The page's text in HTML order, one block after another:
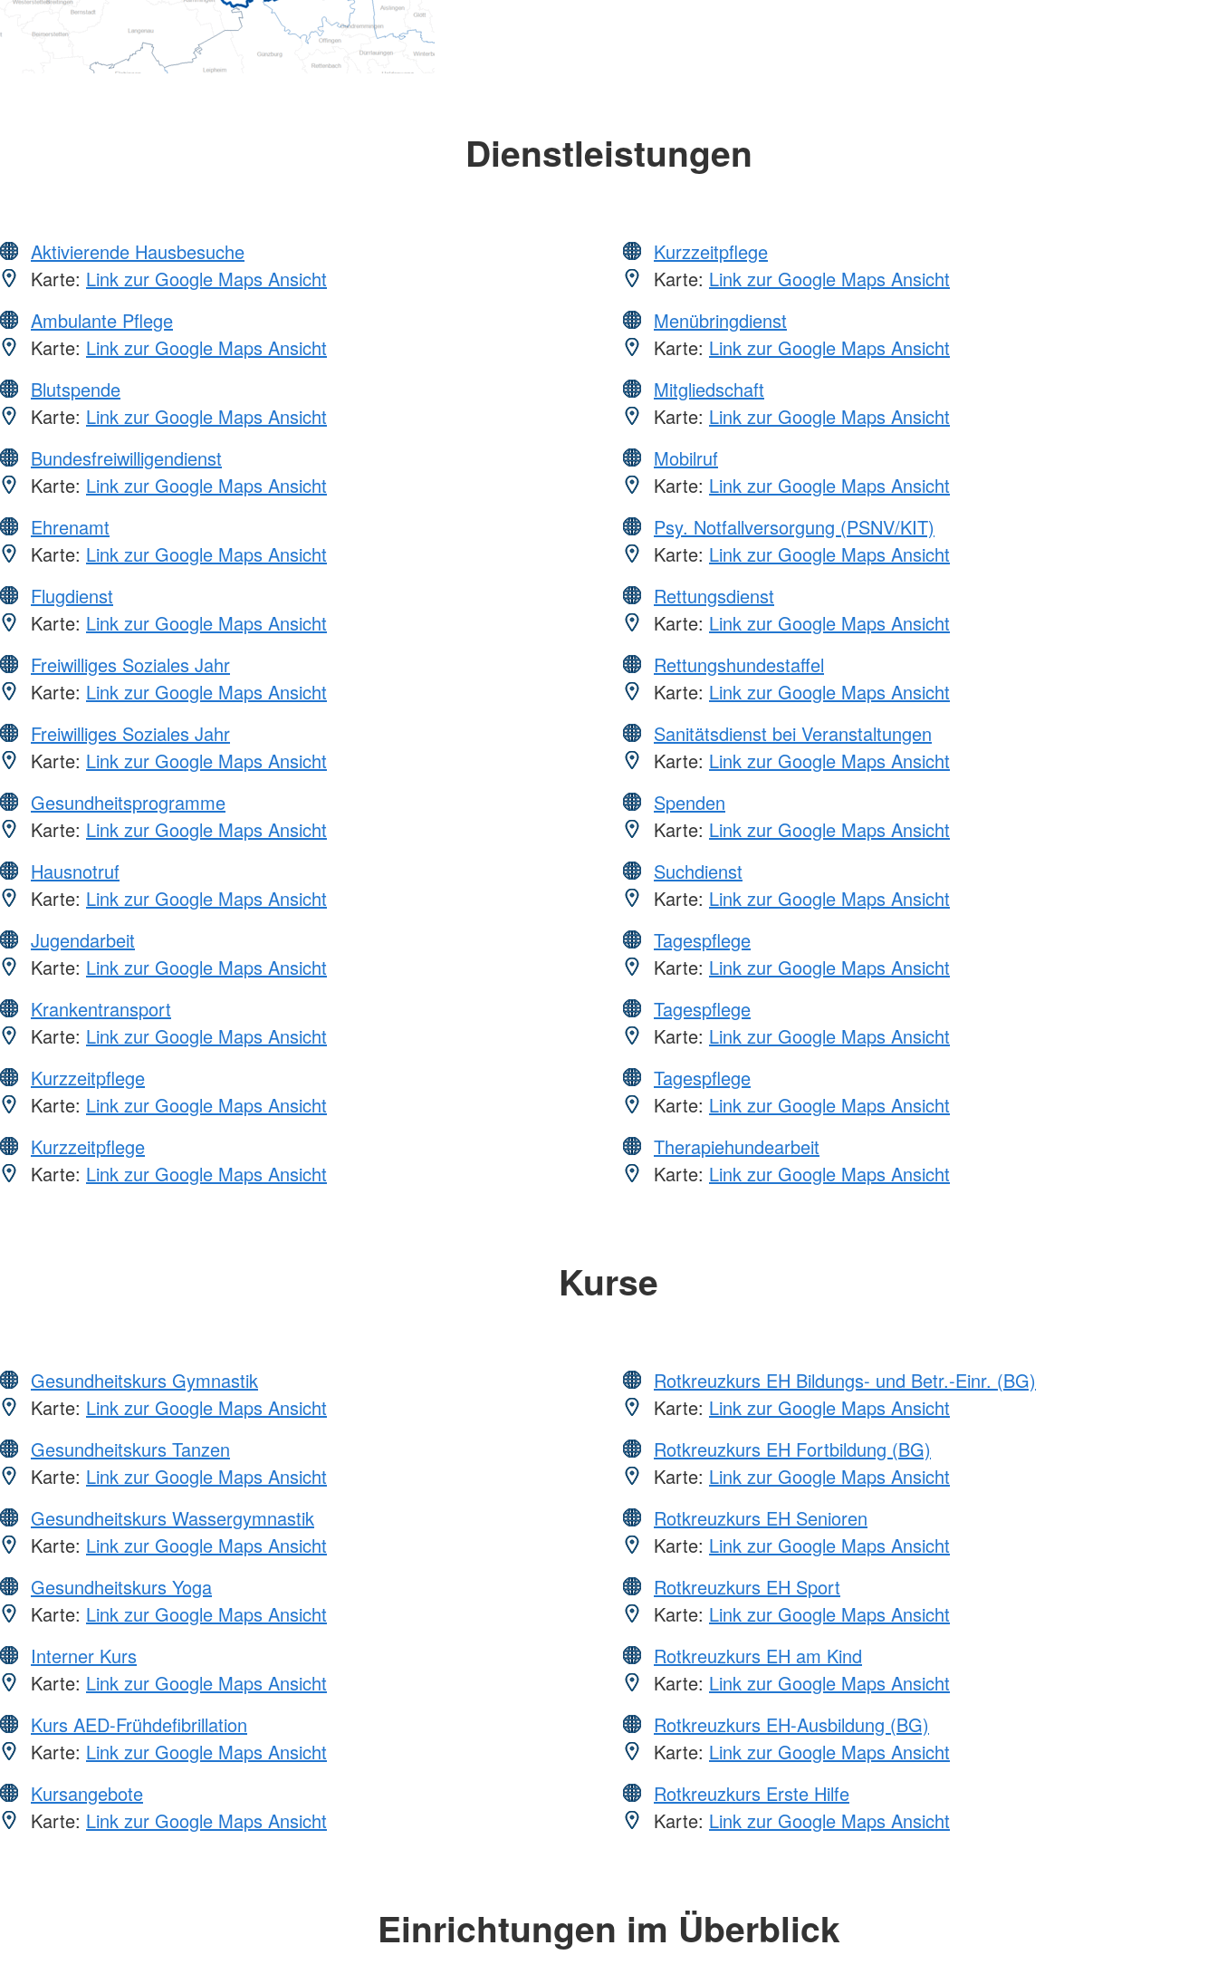
Dienstleistungen
Aktivierende Hausbesuche
Karte: Link zur Google Maps Ansicht
Ambulante Pflege
Karte: Link zur Google Maps Ansicht
Blutspende
Karte: Link zur Google Maps Ansicht
Bundesfreiwilligendienst
Karte: Link zur Google Maps Ansicht
Ehrenamt
Karte: Link zur Google Maps Ansicht
Flugdienst
Karte: Link zur Google Maps Ansicht
Freiwilliges Soziales Jahr
Karte: Link zur Google Maps Ansicht
Freiwilliges Soziales Jahr
Karte: Link zur Google Maps Ansicht
Gesundheitsprogramme
Karte: Link zur Google Maps Ansicht
Hausnotruf
Karte: Link zur Google Maps Ansicht
Jugendarbeit
Karte: Link zur Google Maps Ansicht
Krankentransport
Karte: Link zur Google Maps Ansicht
Kurzzeitpflege
Karte: Link zur Google Maps Ansicht
Kurzzeitpflege
Karte: Link zur Google Maps Ansicht
Kurzzeitpflege
Karte: Link zur Google Maps Ansicht
Menübringdienst
Karte: Link zur Google Maps Ansicht
Mitgliedschaft
Karte: Link zur Google Maps Ansicht
Mobilruf
Karte: Link zur Google Maps Ansicht
Psy. Notfallversorgung (PSNV/KIT)
Karte: Link zur Google Maps Ansicht
Rettungsdienst
Karte: Link zur Google Maps Ansicht
Rettungshundestaffel
Karte: Link zur Google Maps Ansicht
Sanitätsdienst bei Veranstaltungen
Karte: Link zur Google Maps Ansicht
Spenden
Karte: Link zur Google Maps Ansicht
Suchdienst
Karte: Link zur Google Maps Ansicht
Tagespflege
Karte: Link zur Google Maps Ansicht
Tagespflege
Karte: Link zur Google Maps Ansicht
Tagespflege
Karte: Link zur Google Maps Ansicht
Therapiehundearbeit
Karte: Link zur Google Maps Ansicht
Kurse
Gesundheitskurs Gymnastik
Karte: Link zur Google Maps Ansicht
Gesundheitskurs Tanzen
Karte: Link zur Google Maps Ansicht
Gesundheitskurs Wassergymnastik
Karte: Link zur Google Maps Ansicht
Gesundheitskurs Yoga
Karte: Link zur Google Maps Ansicht
Interner Kurs
Karte: Link zur Google Maps Ansicht
Kurs AED-Frühdefibrillation
Karte: Link zur Google Maps Ansicht
Kursangebote
Karte: Link zur Google Maps Ansicht
Rotkreuzkurs EH Bildungs- und Betr.-Einr. (BG)
Karte: Link zur Google Maps Ansicht
Rotkreuzkurs EH Fortbildung (BG)
Karte: Link zur Google Maps Ansicht
Rotkreuzkurs EH Senioren
Karte: Link zur Google Maps Ansicht
Rotkreuzkurs EH Sport
Karte: Link zur Google Maps Ansicht
Rotkreuzkurs EH am Kind
Karte: Link zur Google Maps Ansicht
Rotkreuzkurs EH-Ausbildung (BG)
Karte: Link zur Google Maps Ansicht
Rotkreuzkurs Erste Hilfe
Karte: Link zur Google Maps Ansicht
Einrichtungen im Überblick